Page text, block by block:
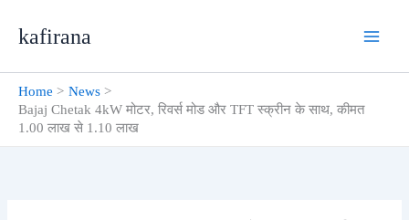
kafirana
Home
News
Bajaj Chetak 4kW मोटर, रिवर्स मोड और TFT स्क्रीन के साथ, कीमत
1.00 लाख से 1.10 लाख